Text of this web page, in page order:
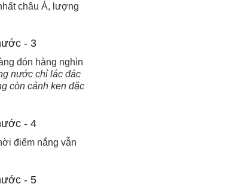
châu Á, lượng
đón hàng nghìn
nước chỉ lác đác
còn cảnh ken đặc
điểm nắng vẫn